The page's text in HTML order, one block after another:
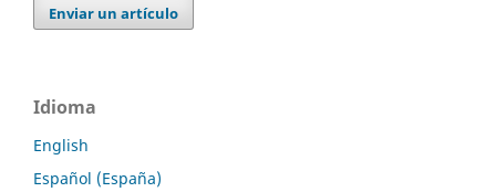
Enviar un artículo
Idioma
English
Español (España)